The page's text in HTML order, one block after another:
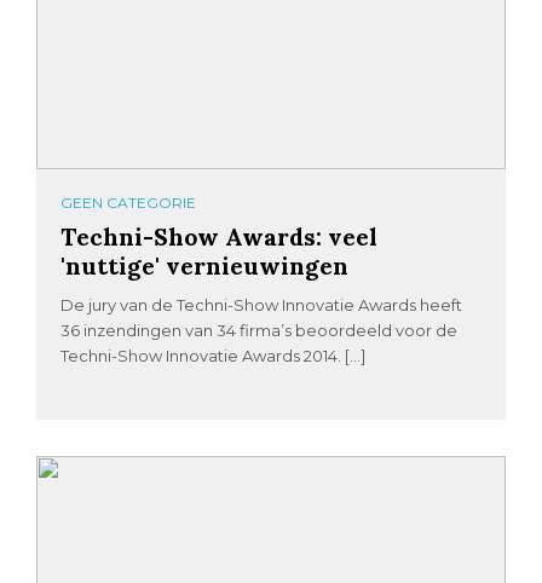
GEEN CATEGORIE
Techni-Show Awards: veel
'nuttige' vernieuwingen
De jury van de Techni-Show Innovatie Awards heeft
36 inzendingen van 34 firma’s beoordeeld voor de
Techni-Show Innovatie Awards 2014. […]